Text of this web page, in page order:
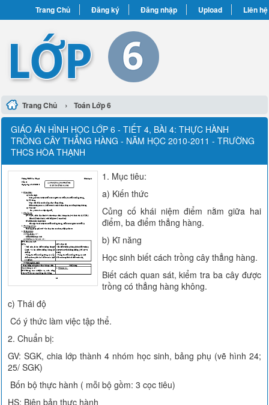
Trang Chủ Đăng ký Đăng nhập Upload Liên hệ
Trang Chủ › Toán Lớp 6
GIÁO ÁN HÌNH HỌC LỚP 6 - TIẾT 4, BÀI 4: THỰC HÀNH
TRỒNG CÂY THẲNG HÀNG - NĂM HỌC 2010-2011 - TRƯỜNG
THCS HÒA THẠNH
1. Mục tiêu:
a) Kiến thức
Củng cố khái niệm điểm nằm giữa hai
điểm, ba điểm thẳng hàng.
b) Kĩ năng
Học sinh biết cách trồng cây thẳng hàng.
Biết cách quan sát, kiểm tra ba cây được
trồng có thẳng hàng không.
c) Thái độ
Có ý thức làm việc tập thể.
2. Chuẩn bị:
GV: SGK, chia lớp thành 4 nhóm học sinh, bảng phụ (vẽ hình 24;
25/ SGK)
Bốn bộ thực hành ( mỗi bộ gồm: 3 cọc tiêu)
HS: Biên bản thực hành